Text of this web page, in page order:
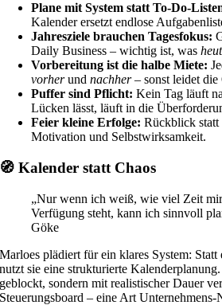
Plane mit System statt To-Do-
Kalender ersetzt endlose
Jahresziele brauchen Tagesfokus:
Daily Business – wichtig ist, was
Vorbereitung ist die halbe Miete:
vorherundnachher– sonst leidet die
Puffer sind Pflicht: Kein Tag läuft
Lücken lässt, läuft in die
Feier kleine Erfolge: Rückblick statt
Motivation und Selbstwirksamkeit.
🧭 Kalender statt Chaos
„Nur wenn ich weiß, wie viel Zeit
Verfügung steht, kann ich sinnvoll
Göke
Marloes plädiert für ein klares System:
nutzt sie eine strukturierte
geblockt, sondern mit realistischer Dauer
Steuerungsboard – eine Art Unternehmens-